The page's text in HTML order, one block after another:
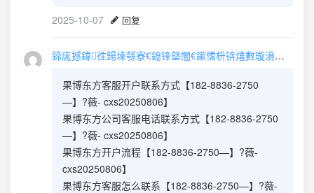
2025-10-07 回复
鍗庣撼鍏徃鍚堜綔寮€鎴锋墍闇€鏉愭枡锛熺數璇濆彿鐮?5587291507 寰俊STS5099
果博东方客服开户联系方式【182-8836-2750
—】?薇- cxs20250806】
果博东方公司客服电话联系方式【182-8836-2750
—】?薇- cxs20250806】
果博东方开户流程【182-8836-2750—】?薇-
cxs20250806】
果博东方客服怎么联系【182-8836-2750—】?薇-